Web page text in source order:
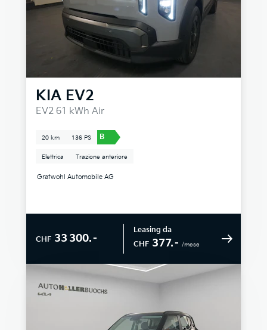
KIA EV2
EV2 61 kWh Air
20 km 136 PS B
Elettrica Trazione anteriore
Gratwohl Automobile AG
CHF 33 300.–
Leasing da
CHF 377.– /mese